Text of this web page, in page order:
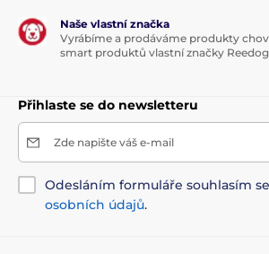
Naše vlastní značka
Vyrábíme a prodáváme produkty
smart produktů vlastní značky
Přihlaste se do newsletteru
Zde napište váš e-mail
Odesláním formuláře souhlasím se
osobních údajů.